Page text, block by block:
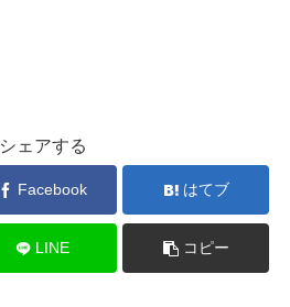
シェアする
Facebook はてブ
LINE コピー